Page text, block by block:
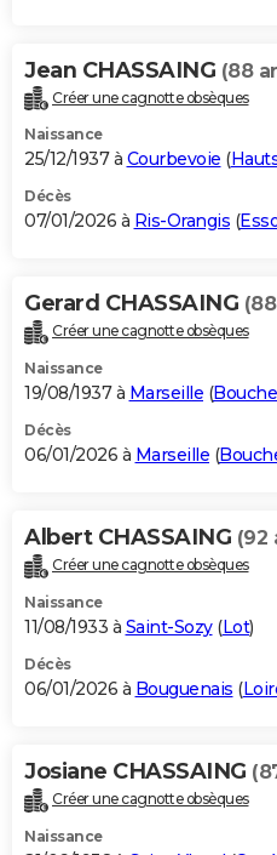
Jean CHASSAING (88
Créer une cagnotte obsèques
Naissance
25/12/1937 à Courbevoie (
Décès
07/01/2026 à Ris-Orangis (
Gerard CHASSAING
Créer une cagnotte obsèques
Naissance
19/08/1937 à Marseille (
Décès
06/01/2026 à Marseille (
Albert CHASSAING (92
Créer une cagnotte obsèques
Naissance
11/08/1933 à Saint-Sozy(Lot)
Décès
06/01/2026 à Bouguenais (
Josiane CHASSAING
Créer une cagnotte obsèques
Naissance